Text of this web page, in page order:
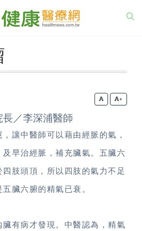
+
／李深浦醫師
讓中醫師可以藉由經脈的氣，
早治經脈，補充臟氣。五臟六
四肢頭頂，所以四肢的氣力不足
臟六腑的精氣已衰。
臟有病才發現。中醫認為，精氣